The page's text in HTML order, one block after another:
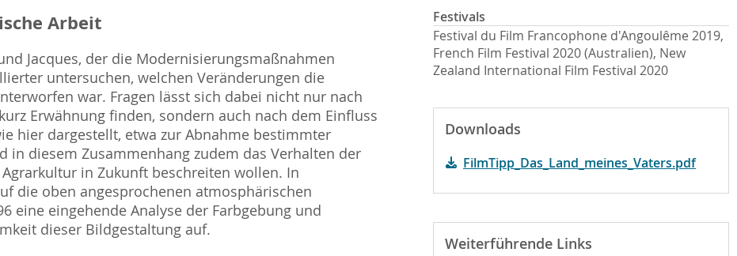
Arbeit
Jacques, der die Modernisierungsmaßnahmen
untersuchen, welchen Veränderungen die
war. Fragen lässt sich dabei nicht nur nach
Erwähnung finden, sondern auch nach dem Einfluss
hier dargestellt, etwa zur Abnahme bestimmter
diesem Zusammenhang zudem das Verhalten der
in Zukunft beschreiten wollen. In
die oben angesprochenen atmosphärischen
eine eingehende Analyse der Farbgebung und
dieser Bildgestaltung auf.
Festivals
Festival du Film Francophone d'Angoulême 2019,
French Film Festival 2020 (Australien), New
Zealand International Film Festival 2020
Downloads
FilmTipp_Das_Land_meines_Vaters.pdf
Weiterführende Links